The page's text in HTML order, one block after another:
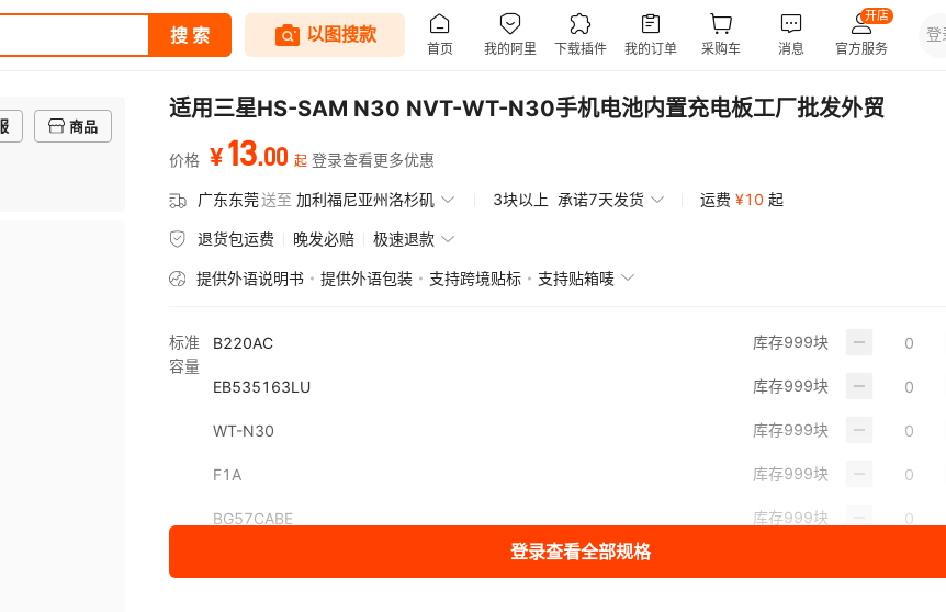
商品
适用三星HS-SAM N30 NVT-WT-N30手机电池内置充电板工厂批发外贸
价格 ¥13.00 起 登录查看更多优惠
广东东莞送至 加利福尼亚州洛杉矶 3块以上 承诺7天发货 运费 ¥10 起
退货包运费 晚发必赔 极速退款
提供外语说明书 提供外语包装 支持跨境贴标 支持贴箱唛
标准
容量
B220AC 库存999块
EB535163LU 库存999块
WT-N30 库存999块
F1A 库存999块
BG57CABE 库存999块
登录查看全部规格